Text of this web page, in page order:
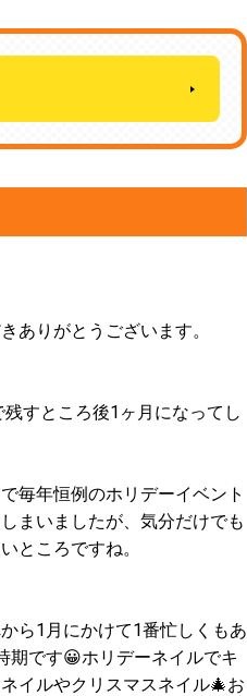
ありがとうございます。
すところ後1ヶ月になってし
毎年恒例のホリデーイベント
まいましたが、気分だけでも
ところですね。
ら1月にかけて1番忙しくもあ
期です😀ホリデーネイルでキ
イルやクリスマスネイル🎄お